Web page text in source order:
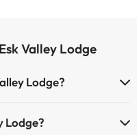
Valley Lodge
Lodge?
Lodge?